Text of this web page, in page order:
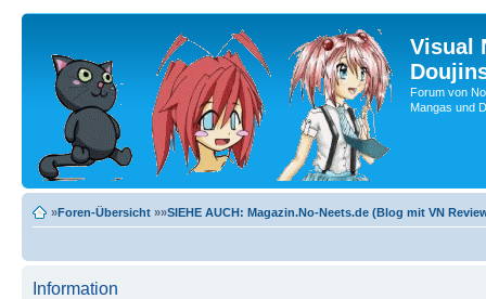
Visual
Forum von
Mangas und
»Foren-Übersicht »»SIEHE AUCH: Magazin.No-Neets.de (Blog mit VN
Information